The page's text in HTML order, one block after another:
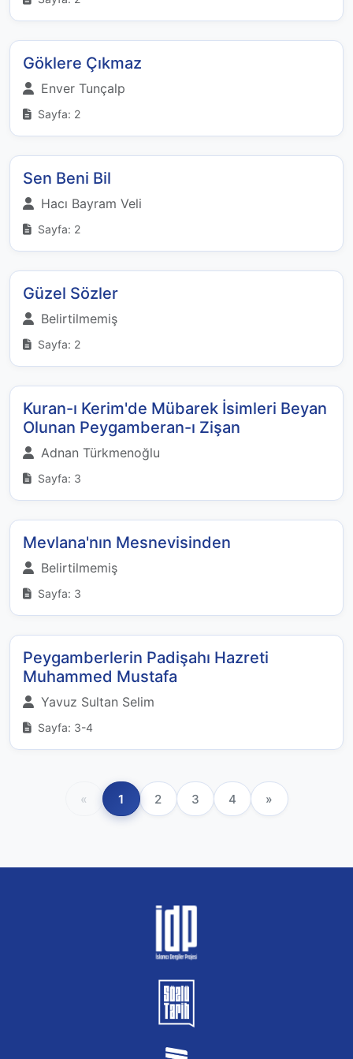
Göklere Çıkmaz
Enver Tunçalp
Sayfa: 2
Sen Beni Bil
Hacı Bayram Veli
Sayfa: 2
Güzel Sözler
Belirtilmemiş
Sayfa: 2
Kuran-ı Kerim'de Mübarek İsimleri Beyan
Olunan Peygamberan-ı Zişan
Adnan Türkmenoğlu
Sayfa: 3
Mevlana'nın Mesnevisinden
Belirtilmemiş
Sayfa: 3
Peygamberlerin Padişahı Hazreti
Muhammed Mustafa
Yavuz Sultan Selim
Sayfa: 3-4
« 1 2 3 4 »